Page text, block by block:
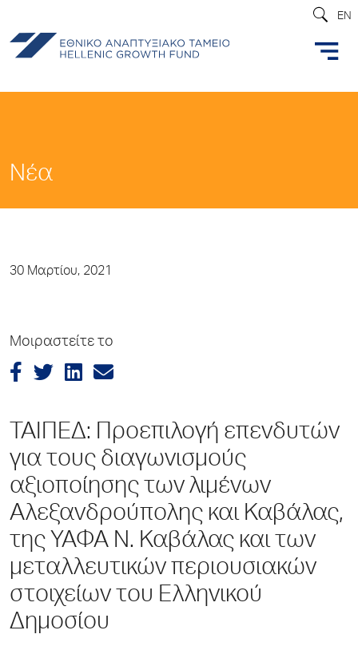
EN
Νέα
30 Μαρτίου, 2021
Μοιραστείτε το
ΤΑΙΠΕΔ: Προεπιλογή επενδυτών
για τους διαγωνισμούς
αξιοποίησης των λιμένων
Αλεξανδρούπολης και Καβάλας,
της ΥΑΦΑ Ν. Καβάλας και των
μεταλλευτικών περιουσιακών
στοιχείων του Ελληνικού
Δημοσίου